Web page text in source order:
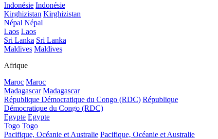
Indonésie Indonésie
Kirghizistan Kirghizistan
Népal Népal
Laos Laos
Sri Lanka Sri Lanka
Maldives Maldives
Afrique
Maroc Maroc
Madagascar Madagascar
République Démocratique du Congo (RDC) République
Démocratique du Congo (RDC)
Egypte Egypte
Togo Togo
Pacifique, Océanie et Australie Pacifique, Océanie et Australie